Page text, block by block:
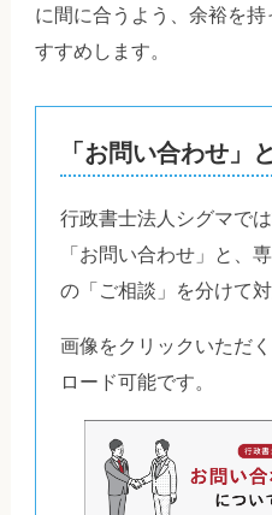
に間に合うよう、余裕を
すすめします。
「お問い合わせ」
行政書士法人シグマで
「お問い合わせ」と、
の「ご相談」を分けて
画像をクリックいただ
ロード可能です。